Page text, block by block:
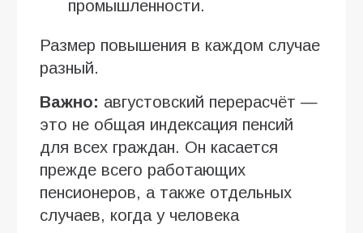
промышленности.
Размер повышения в каждом случае
разный.
Важно: августовский перерасчёт —
это не общая индексация пенсий
для всех граждан. Он касается
прежде всего работающих
пенсионеров, а также отдельных
случаев, когда у человека